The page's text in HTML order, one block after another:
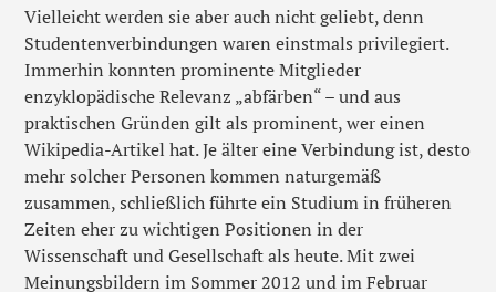
Vielleicht werden sie aber auch nicht geliebt, denn
Studentenverbindungen waren einstmals privilegiert.
Immerhin konnten prominente Mitglieder
enzyklopädische Relevanz „abfärben“ – und aus
praktischen Gründen gilt als prominent, wer einen
Wikipedia-Artikel hat. Je älter eine Verbindung ist, desto
mehr solcher Personen kommen naturgemäß
zusammen, schließlich führte ein Studium in früheren
Zeiten eher zu wichtigen Positionen in der
Wissenschaft und Gesellschaft als heute. Mit zwei
Meinungsbildern im Sommer 2012 und im Februar